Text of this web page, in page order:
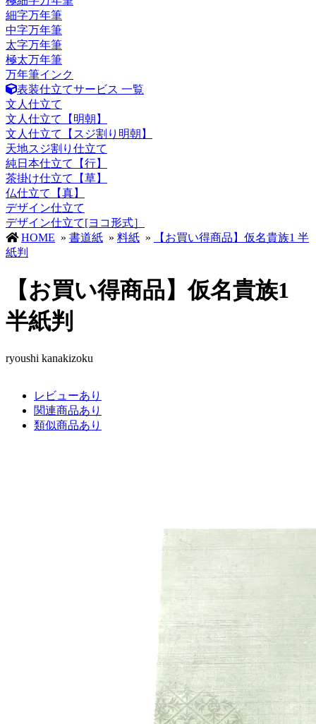
細字万年筆
中字万年筆
太字万年筆
極太万年筆
万年筆インク
表装仕立てサービス 一覧
文人仕立て
文人仕立て【明朝】
文人仕立て【スジ割り明朝】
天地スジ割り仕立て
純日本仕立て【行】
茶掛け仕立て【草】
仏仕立て【真】
デザイン仕立て
デザイン仕立て[ヨコ形式］
HOME » 書道紙 » 料紙 »
【お買い得商品】仮名貴族1 半
紙判
【お買い得商品】仮名貴族1
半紙判
ryoushi kanakizoku
レビューあり
関連商品あり
類似商品あり